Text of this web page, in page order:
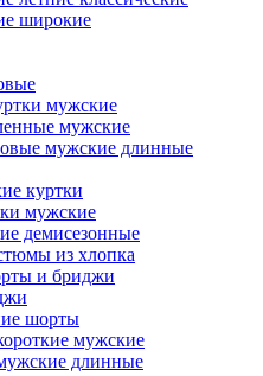
широкие
мужские
мужские
мужские длинные
куртки
мужские
демисезонные
из хлопка
и бриджи
шорты
мужские
длинные